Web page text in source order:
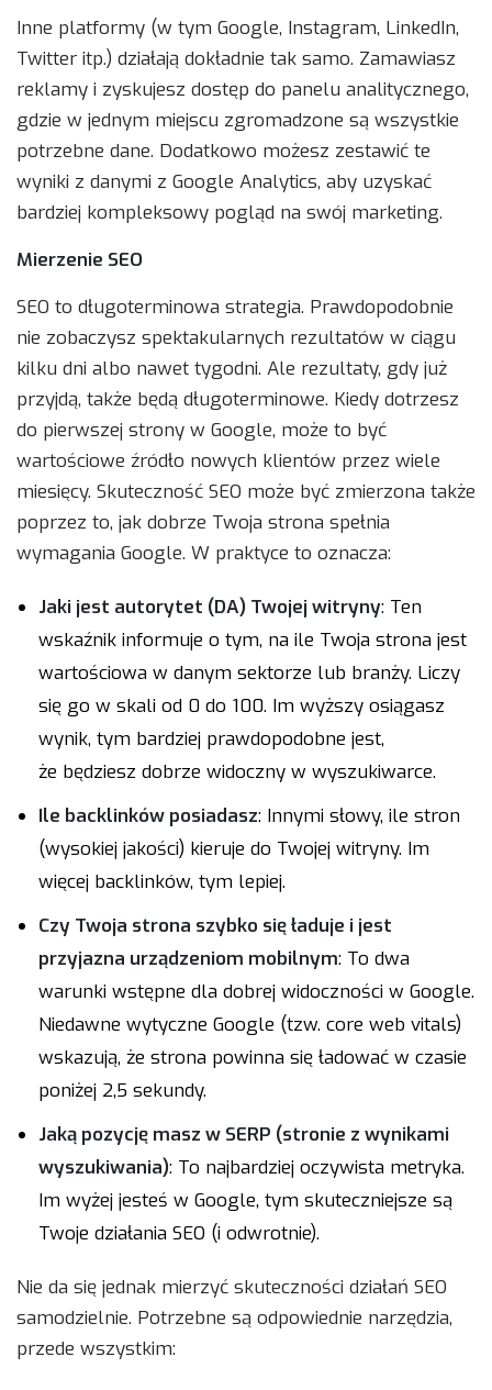
Inne platformy (w tym Google, Instagram, LinkedIn,
Twitter itp.) działają dokładnie tak samo. Zamawiasz
reklamy i zyskujesz dostęp do panelu analitycznego,
gdzie w jednym miejscu zgromadzone są wszystkie
potrzebne dane. Dodatkowo możesz zestawić te
wyniki z danymi z Google Analytics, aby uzyskać
bardziej kompleksowy pogląd na swój marketing.
Mierzenie SEO
SEO to długoterminowa strategia. Prawdopodobnie
nie zobaczysz spektakularnych rezultatów w ciągu
kilku dni albo nawet tygodni. Ale rezultaty, gdy już
przyjdą, także będą długoterminowe. Kiedy dotrzesz
do pierwszej strony w Google, może to być
wartościowe źródło nowych klientów przez wiele
miesięcy. Skuteczność SEO może być zmierzona także
poprzez to, jak dobrze Twoja strona spełnia
wymagania Google. W praktyce to oznacza:
Jaki jest autorytet (DA) Twojej witryny: Ten
wskaźnik informuje o tym, na ile Twoja strona jest
wartościowa w danym sektorze lub branży. Liczy
się go w skali od 0 do 100. Im wyższy osiągasz
wynik, tym bardziej prawdopodobne jest,
że będziesz dobrze widoczny w wyszukiwarce.
Ile backlinków posiadasz: Innymi słowy, ile stron
(wysokiej jakości) kieruje do Twojej witryny. Im
więcej backlinków, tym lepiej.
Czy Twoja strona szybko się ładuje i jest
przyjazna urządzeniom mobilnym: To dwa
warunki wstępne dla dobrej widoczności w Google.
Niedawne wytyczne Google (tzw. core web vitals)
wskazują, że strona powinna się ładować w czasie
poniżej 2,5 sekundy.
Jaką pozycję masz w SERP (stronie z wynikami
wyszukiwania): To najbardziej oczywista metryka.
Im wyżej jesteś w Google, tym skuteczniejsze są
Twoje działania SEO (i odwrotnie).
Nie da się jednak mierzyć skuteczności działań SEO
samodzielnie. Potrzebne są odpowiednie narzędzia,
przede wszystkim: